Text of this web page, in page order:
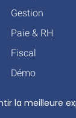
Gestion
Paie & RH
Fiscal
Démo
RÉSERVÉS